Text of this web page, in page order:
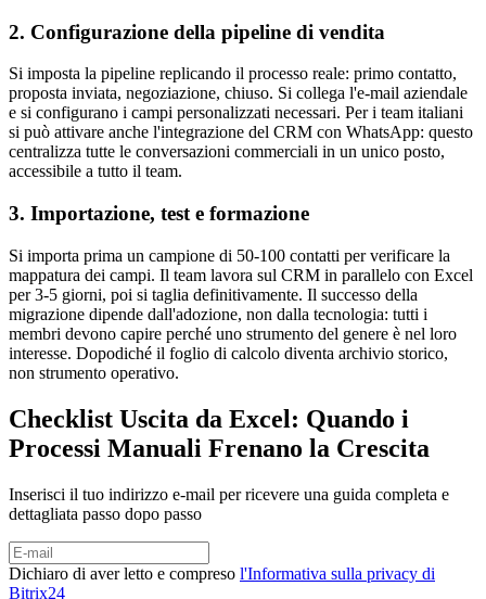
2. Configurazione della pipeline di vendita
Si imposta la pipeline replicando il processo reale: primo contatto,
proposta inviata, negoziazione, chiuso. Si collega l'e-mail aziendale
e si configurano i campi personalizzati necessari. Per i team italiani
si può attivare anche l'integrazione del CRM con WhatsApp: questo
centralizza tutte le conversazioni commerciali in un unico posto,
accessibile a tutto il team.
3. Importazione, test e formazione
Si importa prima un campione di 50-100 contatti per verificare la
mappatura dei campi. Il team lavora sul CRM in parallelo con Excel
per 3-5 giorni, poi si taglia definitivamente. Il successo della
migrazione dipende dall'adozione, non dalla tecnologia: tutti i
membri devono capire perché uno strumento del genere è nel loro
interesse. Dopodiché il foglio di calcolo diventa archivio storico,
non strumento operativo.
Checklist Uscita da Excel: Quando i
Processi Manuali Frenano la Crescita
Inserisci il tuo indirizzo e-mail per ricevere una guida completa e
dettagliata passo dopo passo
Dichiaro di aver letto e compreso l'Informativa sulla privacy di
Bitrix24